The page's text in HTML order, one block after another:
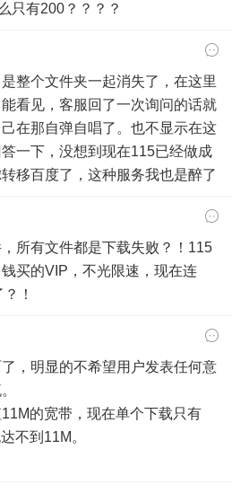
只有200？？？？
整个文件夹一起消失了，在这里
看见，客服回了一次询问的话就
在那自弹自唱了。也不显示在这
一下，没想到现在115已经做成
移百度了，这种服务我也是醉了
所有文件都是下载失败？！115
买的VIP，不光限速，现在连
！
，明显的不希望用户发表任何意
的宽带，现在单个下载只有
不到11M。